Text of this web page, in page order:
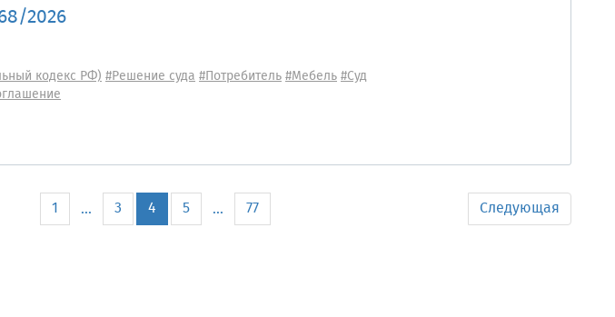
2026
кодекс РФ)#Решение суда#Потребитель#Мебель#Суд
1 ... 3 4 5 ... 77 Следующая